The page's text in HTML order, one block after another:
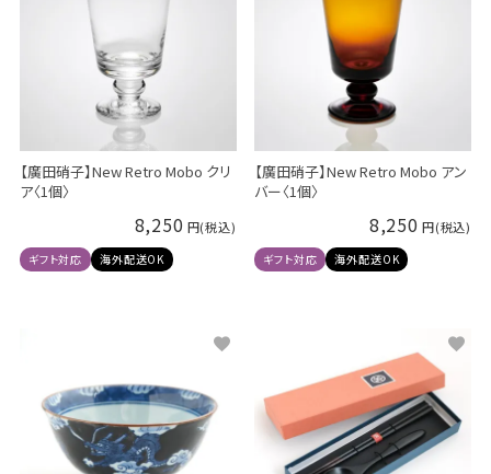
【廣田硝子】New Retro Mobo クリ
ア〈1個〉
8,250
ギフト対応 海外配送OK
【廣田硝子】New Retro Mobo アン
バー〈1個〉
8,250
ギフト対応 海外配送OK